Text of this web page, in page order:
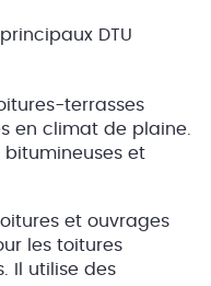
DTU
terrasses
en climat de plaine.
bitumineuses et
et ouvrages
les toitures
Il utilise des